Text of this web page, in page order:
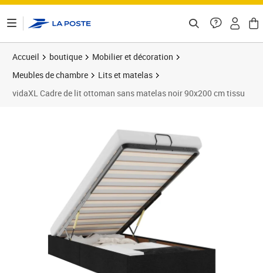
Accueil boutique
Mobilier et décoration
Meubles de chambre
Lits et matelas
vidaXL Cadre de lit ottoman sans matelas noir 90x200 cm tissu